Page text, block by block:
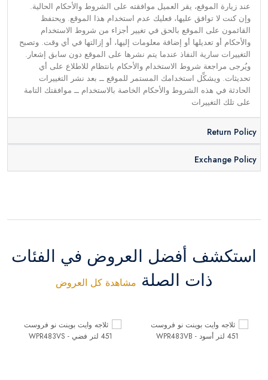
عند زيارة الموقع، يقر العميل موافقته على الشروط والأحكام الحالية.
وإن كنت لا توافق عليها، فعليك عدم استخدام هذا الموقع. ويحتفظ
القائمون على الموقع بالحق في تغيير أجزاء من شروط الاستخدام
والأحكام أو تعديلها أو إضافة معلومات إليها، أو إزالتها في أي وقت. وتصبح
التغييرات سارية النفاذ عندما يتم نشرها على الموقع دون سابق إشعار.
ويُرجى مراجعة شروط الاستخدام والأحكام بانتظام للاطلاع على أي
تحديثات. ويشكِّل استخدامك المستمر للموقع ــ بعد نشر التغييرات
الحادثة في هذه الشروط والأحكام الخاصة بالاستخدام ــ موافقتك التامة
على تلك التغييرات
Return Policy
Exchange Policy
استكشف أفضل العروض في الفئات
ذات الصلة مشاهدة كل العروض